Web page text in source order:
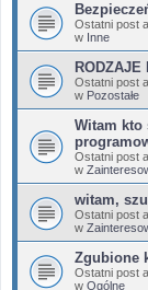
Ostatni post
w Inne
RODZAJE
Ostatni post
w Pozostałe
Witam kto
Ostatni post
w
witam,
Ostatni post
w
Zgubione
Ostatni post
w Ogólne